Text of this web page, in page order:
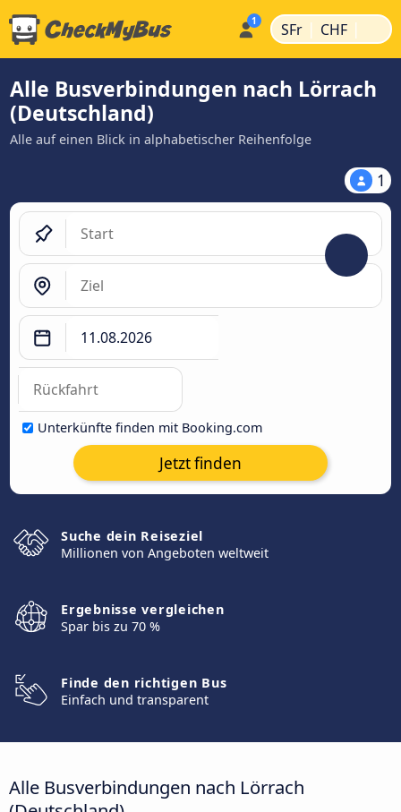
SFr | CHF |
Alle Busverbindungen nach Lörrach
(Deutschland)
Alle auf einen Blick in alphabetischer Reihenfolge
1
Unterkünfte finden mit Booking.com
Jetzt finden
Suche dein Reiseziel
Millionen von Angeboten weltweit
Ergebnisse vergleichen
Spar bis zu 70 %
Finde den richtigen Bus
Einfach und transparent
Alle Busverbindungen nach Lörrach